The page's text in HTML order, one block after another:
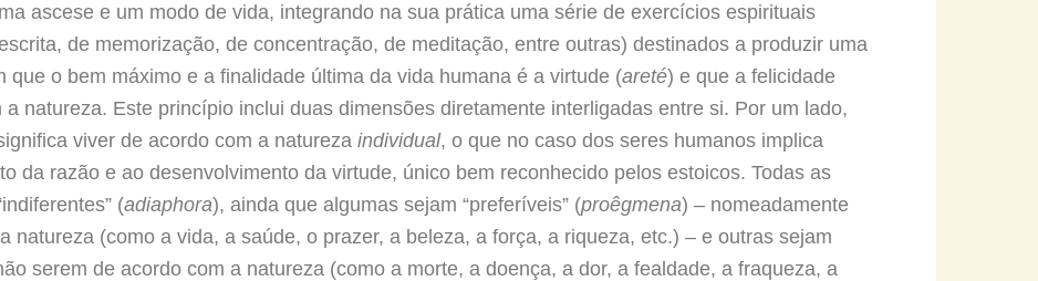
ascese e um modo de vida, integrando na sua prática uma série de exercícios espirituais
de memorização, de concentração, de meditação, entre outras) destinados a produzir uma
que o bem máximo e a finalidade última da vida humana é a virtude (areté) e que a felicidade
natureza. Este princípio inclui duas dimensões diretamente interligadas entre si. Por um lado,
viver de acordo com a natureza individual, o que no caso dos seres humanos implica
da razão e ao desenvolvimento da virtude, único bem reconhecido pelos estoicos. Todas as
(adiaphora), ainda que algumas sejam “preferíveis” (proêgmena) – nomeadamente
natureza (como a vida, a saúde, o prazer, a beleza, a força, a riqueza, etc.) – e outras sejam
serem de acordo com a natureza (como a morte, a doença, a dor, a fealdade, a fraqueza, a